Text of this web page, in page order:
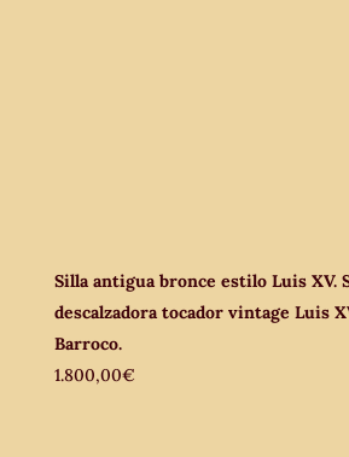
Silla antigua bronce estilo Luis XV.
descalzadora tocador vintage Luis
Barroco.
1.800,00€